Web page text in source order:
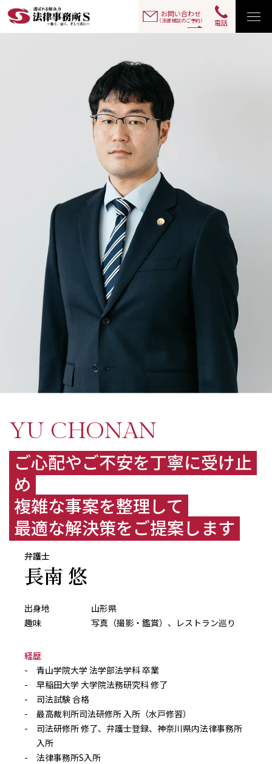
お問い合わせ
（法律相談のご予約） 電話
YU CHONAN
ご心配やご不安を丁寧に受け止
め
複雑な事案を整理して
最適な解決策をご提案します
弁護士
長南 悠
出身地
山形県
趣味
写真（撮影・鑑賞）、レストラン巡り
経歴
-
青山学院大学 法学部法学科 卒業
-
早稲田大学 大学院法務研究科 修了
-
司法試験 合格
-
最高裁判所司法研修所 入所（水戸修習）
-
司法研修所 修了、弁護士登録、神奈川県内法律事務所
入所
-
法律事務所S入所